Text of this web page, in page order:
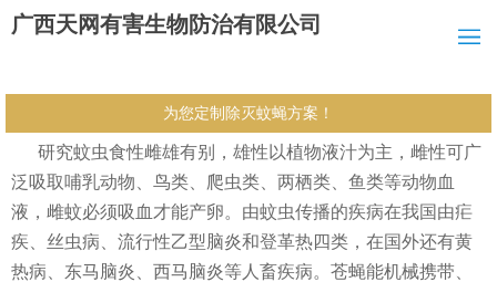
广西天网有害生物防治有限公司
为您定制除灭蚊蝇方案！
研究蚊虫食性雌雄有别，雄性以植物液汁为主，雌性可广
泛吸取哺乳动物、鸟类、爬虫类、两栖类、鱼类等动物血
液，雌蚊必须吸血才能产卵。由蚊虫传播的疾病在我国由疟
疾、丝虫病、流行性乙型脑炎和登革热四类，在国外还有黄
热病、东马脑炎、西马脑炎等人畜疾病。苍蝇能机械携带、